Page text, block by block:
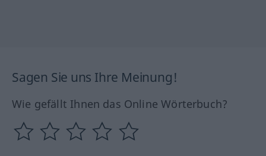
Sagen Sie uns Ihre Meinung!
Wie gefällt Ihnen das Online Wörterbuch?